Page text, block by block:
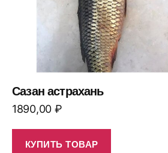
Сазан астрахань
1890,00 ₽
КУПИТЬ ТОВАР